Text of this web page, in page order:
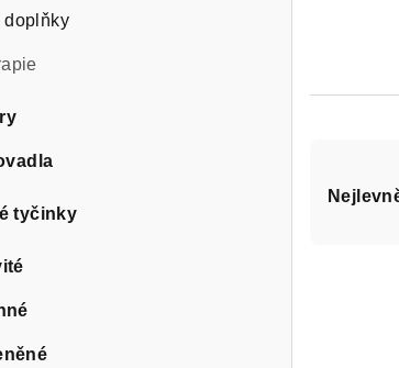
doplňky
tyčinky
a